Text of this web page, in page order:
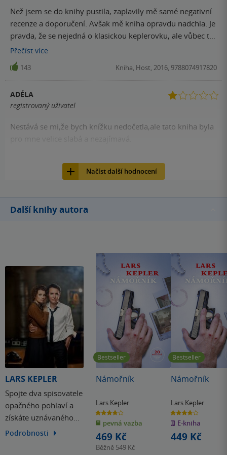
Než jsem se do knihy pustila, zaplavily mě samé negativní
recenze a doporučení. Avšak mě kniha opravdu nadchla. Je
pravda, že se nejedná o klasickou keplerovku, ale vůbec to
nevnímám jako chybu. Právě naopak jsem byla mile
překvapena. I zvolené téma se mi moc líbilo, především jak
zajímavě bylo pojato. Kniha samotná donutí člověka
Přečíst více
143 Kniha, Host, 2016, 9788074917820
ADÉLA
registrovaný uživatel
Nestává se mi,že bych knížku nedočetla,ale tato kniha byla
Načíst další hodnocení
Další knihy autora
LARS KEPLER
Spojte dva spisovatele
opačného pohlaví a
získáte uznávaného
autora severské krimi.
Podrobnosti
Bestseller
Námořník
Lars Kepler
3.8
z
5
hvězdiček
pevná vazba
469 Kč
Běžně 549 Kč
Bestseller
Námořník
Lars Kepler
3.8
z
5
hvězdiček
E-kniha
449 Kč